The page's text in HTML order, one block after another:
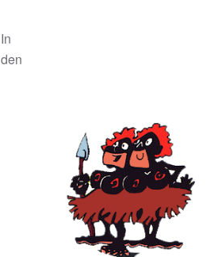
In
den